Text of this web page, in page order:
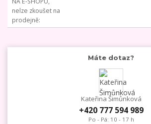
nelze zkoušet na
prodejně
Máte dotaz?
Kateřina Šimůnková
+420 777 594 989
Po - Pá: 10 - 17 h